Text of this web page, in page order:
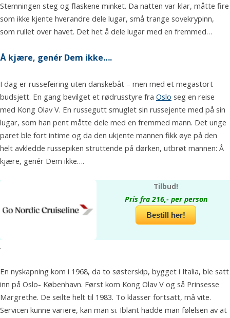
Stemningen steg og flaskene minket. Da natten var klar, måtte fire
som ikke kjente hverandre dele lugar, små trange sovekrypinn,
som rullet over havet. Det het å dele lugar med en fremmed…
Å kjære, genér Dem ikke….
I dag er russefeiring uten danskebåt – men med et megastort
budsjett. En gang bevilget et rødrusstyre fra Oslo seg en reise
med Kong Olav V. En russegutt smuglet sin russejente med på sin
lugar, som han pent måtte dele med en fremmed mann. Det unge
paret ble fort intime og da den ukjente mannen fikk øye på den
helt avkledde russepiken struttende på dørken, utbrøt mannen: Å
kjære, genér Dem ikke….
Tilbud!
Pris fra 216,- per person
Bestill her!
.
En nyskapning kom i 1968, da to søsterskip, bygget i Italia, ble satt
inn på Oslo- København. Først kom Kong Olav V og så Prinsesse
Margrethe. De seilte helt til 1983. To klasser fortsatt, må vite.
Servicen kunne variere, kan man si. Iblant hadde man følelsen av at